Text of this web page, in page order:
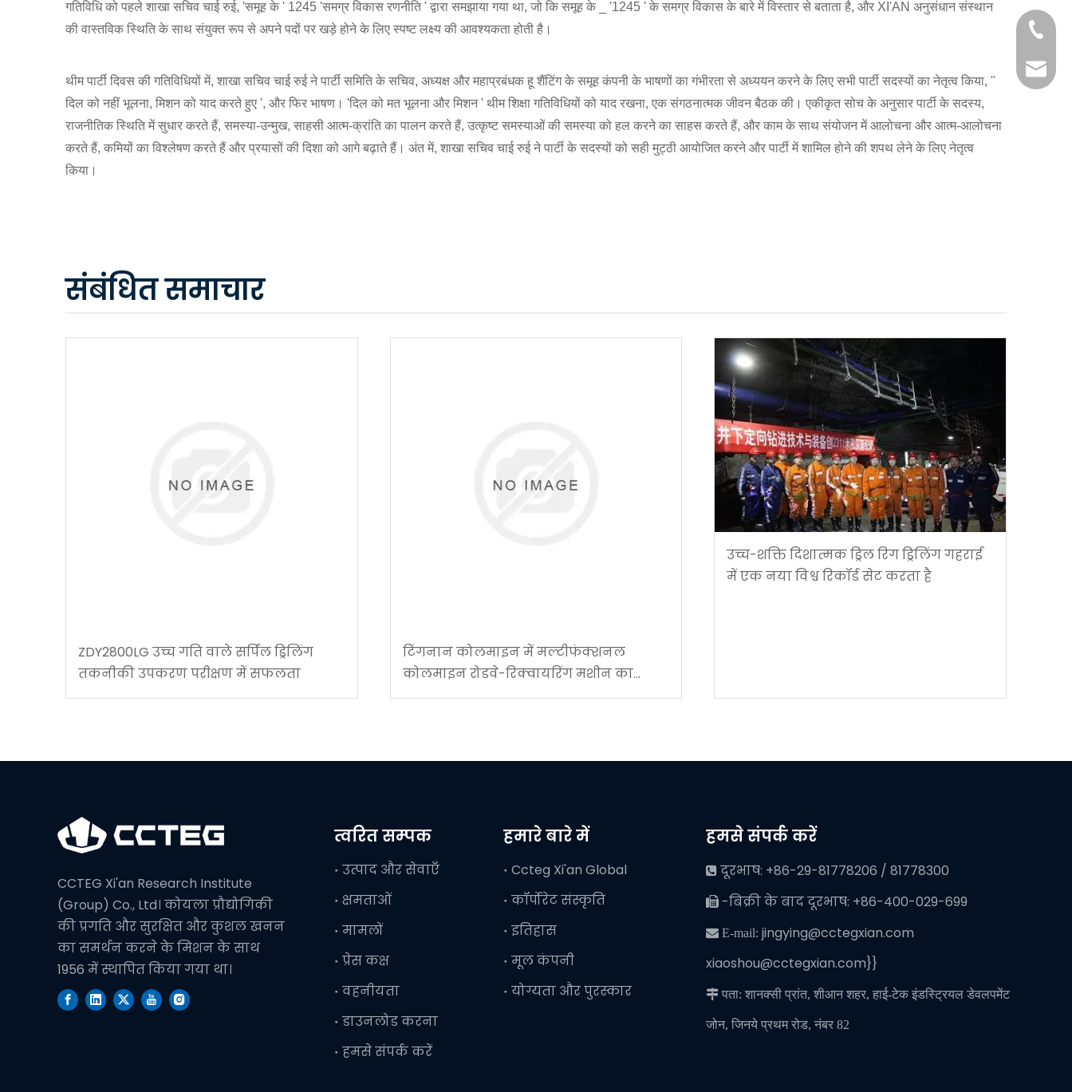
गतिविधि को पहले शाखा सचिव चाई रुई, 'समूह के ' 1245 'समग्र विकास रणनीति ' द्वारा समझाया गया था, जो कि समूह के _ '1245 ' के समग्र विकास के बारे में विस्तार से बताता है, और XI'AN अनुसंधान संस्थान
की वास्तविक स्थिति के साथ संयुक्त रूप से अपने पदों पर खड़े होने के लिए स्पष्ट लक्ष्य की आवश्यकता होती है।
थीम पार्टी दिवस की गतिविधियों में, शाखा सचिव चाई रुई ने पार्टी समिति के सचिव, अध्यक्ष और महाप्रबंधक हू शैंटिंग के समूह कंपनी के भाषणों का गंभीरता से अध्ययन करने के लिए सभी पार्टी सदस्यों का नेतृत्व किया, ''
दिल को नहीं भूलना, मिशन को याद करते हुए ', और फिर भाषण। 'दिल को मत भूलना और मिशन ' थीम शिक्षा गतिविधियों को याद रखना, एक संगठनात्मक जीवन बैठक की। एकीकृत सोच के अनुसार पार्टी के सदस्य,
राजनीतिक स्थिति में सुधार करते हैं, समस्या-उन्मुख, साहसी आत्म-क्रांति का पालन करते हैं, उत्कृष्ट समस्याओं की समस्या को हल करने का साहस करते हैं, और काम के साथ संयोजन में आलोचना और आत्म-आलोचना
करते हैं, कमियों का विश्लेषण करते हैं और प्रयासों की दिशा को आगे बढ़ाते हैं। अंत में, शाखा सचिव चाई रुई ने पार्टी के सदस्यों को सही मुट्ठी आयोजित करने और पार्टी में शामिल होने की शपथ लेने के लिए नेतृत्व
किया।
संबंधित समाचार
ZDY2800LG उच्च गति वाले सर्पिल ड्रिलिंग
तकनीकी उपकरण परीक्षण में सफलता
टिंगनान कोलमाइन में मल्टीफंक्शनल
कोलमाइन रोडवे-रिक्वायरिंग मशीन का
सफल अनुप्रयोग
उच्च-शक्ति दिशात्मक ड्रिल रिग ड्रिलिंग गहराई
में एक नया विश्व रिकॉर्ड सेट करता है
CCTEG Xi'an Research Institute
(Group) Co., Ltd। कोयला प्रौद्योगिकी
की प्रगति और सुरक्षित और कुशल खनन
का समर्थन करने के मिशन के साथ
1956 में स्थापित किया गया था।
त्वरित सम्पक
उत्पाद और सेवाएँ
क्षमताओं
मामलों
प्रेस कक्ष
वहनीयता
डाउनलोड करना
हमसे संपर्क करें
हमारे बारे में
Ccteg Xi'an Global
कॉर्पोरेट संस्कृति
इतिहास
मूल कंपनी
योग्यता और पुरस्कार
+86-
+86-
हमसे संपर्क करें
 दूरभाष: +86-29-81778206 / 81778300
 -बिक्री के बाद दूरभाष: +86-400-029-699
 E-mail:jingying@cctegxian.com
xiaoshou@cctegxian.com}}
 पता: शानक्सी प्रांत, शीआन शहर, हाई-टेक इंडस्ट्रियल डेवलपमेंट
जोन, जिनये प्रथम रोड, नंबर 82